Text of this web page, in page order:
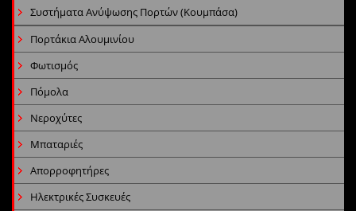
Συστήματα Ανύψωσης Πορτών (Κουμπάσα)
Πορτάκια Αλουμινίου
Φωτισμός
Πόμολα
Νεροχύτες
Μπαταριές
Απορροφητήρες
Ηλεκτρικές Συσκευές